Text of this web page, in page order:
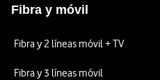
Fibra y móvil
Fibra y 2 líneas móvil + TV
Fibra y 3 líneas móvil